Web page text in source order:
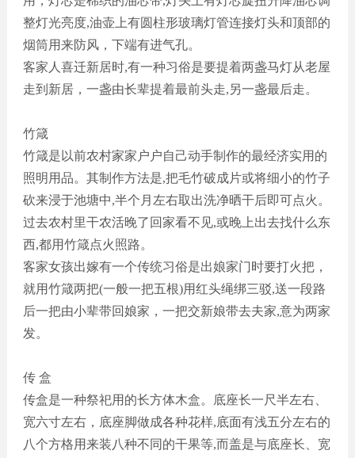
整灯光亮度,油壶上有圆柱形玻璃灯管连接灯头和顶部的
烟筒用来防风，下端有进气孔。
客家人喜迁新居时,有一种习俗是要提着两盏马灯从老屋
走到新居，一盏由长辈提着最前头走,另一盏最后走。
竹箴
竹箴是以前农村家家户户自己动手制作的最经济实用的
照明用品。其制作方法是,把毛竹破成片或将细小的竹子
砍来浸于池塘中,半个月左右取出洗净晒干后即可点火。
过去农村里干农活晚了回家看不见,或晚上出去找什么东
西,都用竹箴点火照路。
客家女孩出嫁有一个传统习俗是出娘家门时要打火把，
就用竹箴两把(一般一把五根)用红头绳绑三驳,送一段路
后一把由小辈带回娘家，一把交新娘带去夫家,意为两家
发。
传盒
传盒是一种祭祀用的长方体木盒。底座长一尺半左右、
宽六寸左右，底座脚做成各种花样,底面有浅五分左右的
八个方格用来装八种不同的干果等,而盖是与底座长、宽